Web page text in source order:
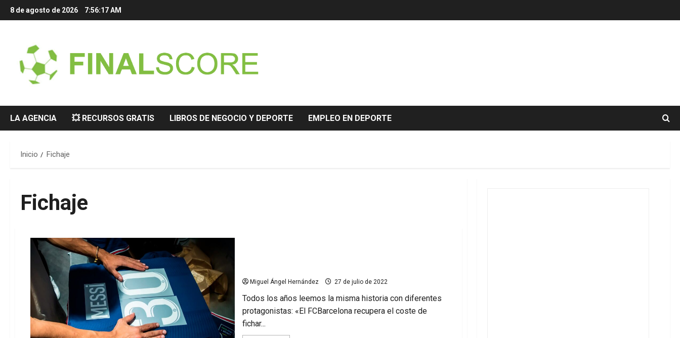
Saltar
al
8 de agosto de 2026 7:56:18 AM
LA AGENCIA 💥 RECURSOS GRATIS LIBROS DE NEGOCIO Y DEPORTE EMPLEO EN DEPORTE
Inicio Fichaje
Fichaje
Miguel Ángel Hernández 27 de julio de 2022
Todos los años leemos la misma historia con diferentes
protagonistas: «El FCBarcelona recupera el coste de
fichar...